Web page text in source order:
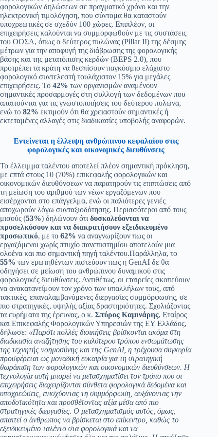
φορολογικών δηλώσεων σε πραγματικό χρόνο και την
ηλεκτρονική τιμολόγηση, που σύντομα θα καταστούν
υποχρεωτικές σε σχεδόν 100 χώρες. Επιπλέον, οι
επιχειρήσεις καλούνται να συμμορφωθούν με τις συστάσεις
του ΟΟΣΑ, όπως ο δεύτερος πυλώνας (Pillar II) της δέσμης
μέτρων για την αποφυγή της διάβρωσης της φορολογικής
βάσης και της μετατόπισης κερδών (BEPS 2.0), που
προτρέπει τα κράτη να θεσπίσουν παγκόσμιο ελάχιστο
φορολογικό συντελεστή τουλάχιστον 15% για μεγάλες
επιχειρήσεις. Το 42% των οργανισμών αναμένουν
σημαντικές προσαρμογές στη συλλογή των δεδομένων που
απαιτούνται για τις γνωστοποιήσεις του δεύτερου πυλώνα,
ενώ το 82% εκτιμούν ότι θα χρειαστούν σημαντικές ή
εκτεταμένες αλλαγές στις διαδικασίες υποβολής αναφορών.
Εντείνεται η έλλειψη ανθρώπινου κεφαλαίου στις
φορολογικές και οικονομικές διευθύνσεις
Το έλλειμμα ταλέντου αποτελεί πλέον σημαντική πρόκληση,
με επτά στους 10 (70%) επικεφαλής φορολογικών και
οικονομικών διευθύνσεων να παρατηρούν τις επιπτώσεις από
τη μείωση του αριθμού των νέων εργαζόμενων που
εισέρχονται στο επάγγελμα, ενώ οι παλιότερες γενιές
αποχωρούν λόγω συνταξιοδότησης. Περισσότεροι από τους
μισούς (53%) δηλώνουν ότι δυσκολεύονται να
προσελκύσουν και να διακρατήσουν εξειδικευμένο
προσωπικό, με το 62% να αναγνωρίζουν πως οι
εργαζόμενοι χωρίς πτυχίο πανεπιστημίου αποτελούν μια
ολοένα και πιο σημαντική πηγή ταλέντου.Παράλληλα, το
55% των ερωτηθέντων πιστεύουν πως η GenAI δε θα
οδηγήσει σε μείωση του ανθρώπινου δυναμικού στις
φορολογικές διευθύνσεις. Αντιθέτως, οι εταιρείες σκοπεύουν
να ανακατανείμουν τον χρόνο των υπαλλήλων τους, από
τακτικές, επαναλαμβανόμενες διεργασίες συμμόρφωσης, σε
πιο στρατηγικές, υψηλής αξίας δραστηριότητες. Σχολιάζοντας
τα ευρήματα της έρευνας, ο κ. Σπύρος Καμινάρης, Εταίρος
και Επικεφαλής Φορολογικών Υπηρεσιών της ΕΥ Ελλάδος,
δήλωσε: «Παρότι πολλές διοικήσεις βρίσκονται ακόμα στη
διαδικασία αναζήτησης του καλύτερου τρόπου ενσωμάτωσης
της τεχνητής νοημοσύνης και της GenAI, η τρέχουσα συγκυρία
προσφέρεται ως μοναδική ευκαιρία για τη στρατηγική
θωράκιση των φορολογικών και οικονομικών διευθύνσεων. Η
τεχνολογία αυτή μπορεί να μετασχηματίσει τον τρόπο που οι
επιχειρήσεις διαχειρίζονται σύνθετα φορολογικά δεδομένα και
υποχρεώσεις, ενισχύοντας τη συμμόρφωση, αυξάνοντας την
αποδοτικότητα και προσθέτοντας αξία μέσα από πιο
στρατηγικές διεργασίες. Ο μετασχηματισμός αυτός, όμως,
απαιτεί ο άνθρωπος να βρίσκεται στο επίκεντρο, καθώς το
εξειδικευμένο ταλέντο στα φορολογικά και τα